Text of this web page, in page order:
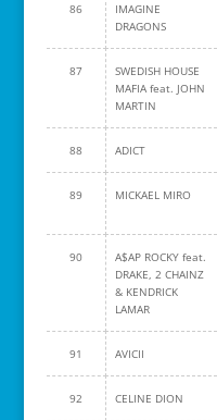
86
IMAGINE
DRAGONS
87
SWEDISH HOUSE
MAFIA feat. JOHN
MARTIN
88 ADICT
89 MICKAEL MIRO
90
A$AP ROCKY feat.
DRAKE, 2 CHAINZ
& KENDRICK
LAMAR
91 AVICII
92 CELINE DION